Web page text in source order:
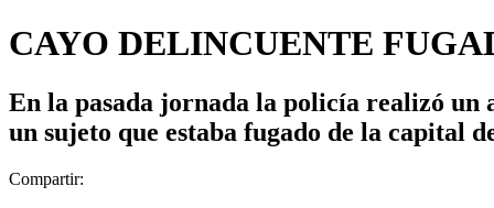
CAYO DELINCUENTE
En la pasada jornada la policía realizó un
un sujeto que estaba fugado de la capital
Compartir: